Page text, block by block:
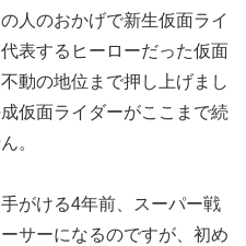
人のおかげで新生仮面ライ
表するヒーローだった仮面
動の地位まで押し上げまし
仮面ライダーがここまで続
。
がける4年前、スーパー戦
サーになるのですが、初め